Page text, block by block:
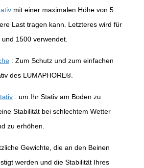
mit einer maximalen Höhe von 5
Last tragen kann. Letzteres wird für
1500 verwendet.
: Zum Schutz und zum einfachen
des LUMAPHORE®.
: um Ihr Stativ am Boden zu
Stabilität bei schlechtem Wetter
zu erhöhen.
Gewichte, die an den Beinen
werden und die Stabilität Ihres